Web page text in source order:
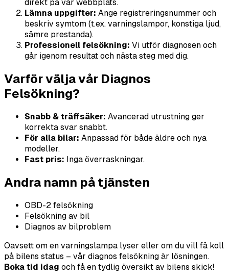
direkt på vår webbplats.
Lämna uppgifter: Ange registreringsnummer och
beskriv symtom (t.ex. varningslampor, konstiga ljud,
sämre prestanda).
Professionell felsökning: Vi utför diagnosen och
går igenom resultat och nästa steg med dig.
Varför välja vår Diagnos
Felsökning?
Snabb & träffsäker: Avancerad utrustning ger
korrekta svar snabbt.
För alla bilar: Anpassad för både äldre och nya
modeller.
Fast pris: Inga överraskningar.
Andra namn på tjänsten
OBD-2 felsökning
Felsökning av bil
Diagnos av bilproblem
Oavsett om en varningslampa lyser eller om du vill få koll
på bilens status – vår diagnos felsökning är lösningen.
Boka tid idag och få en tydlig översikt av bilens skick!